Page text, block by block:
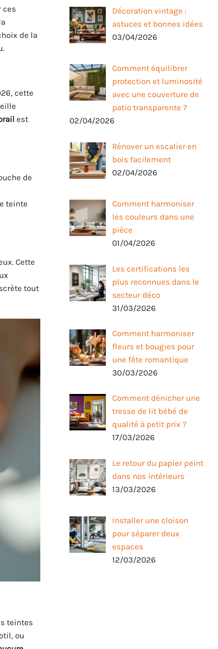
ces
de la
cette
est
de
teinte
Cette
tout
teintes
ou
Décoration vintage :
astuces et bonnes idées
03/04/2026
Comment équilibrer
protection et luminosité
avec une couverture de
patio transparente ?
02/04/2026
Rénover un escalier en
bois facilement
02/04/2026
Comment harmoniser
les couleurs dans une
pièce
01/04/2026
Les certifications les
plus reconnues dans le
secteur déco
31/03/2026
Comment harmoniser
fleurs et bougies pour
une fête romantique
30/03/2026
Comment dénicher une
tresse de lit bébé de
qualité à petit prix ?
17/03/2026
Le retour du papier peint
dans nos intérieurs
13/03/2026
Installer une cloison
pour séparer deux
espaces
12/03/2026